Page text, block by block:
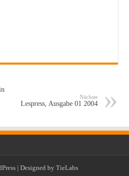
Nächste
Lespress, Ausgabe 01 2004
| Designed by TieLabs